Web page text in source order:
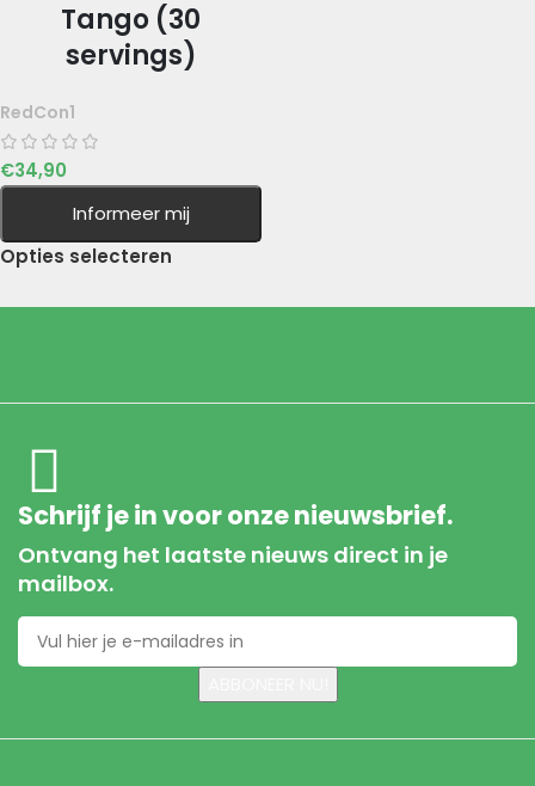
Tango (30
servings)
RedCon1
€34,90
Informeer mij
Opties selecteren
Schrijf je in voor onze nieuwsbrief.
Ontvang het laatste nieuws direct in je
mailbox.